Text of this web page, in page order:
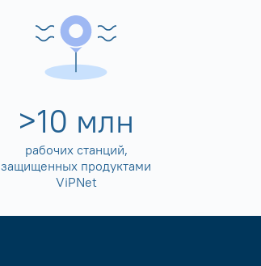
>10 млн
рабочих станций,
защищенных продуктами
ViPNet